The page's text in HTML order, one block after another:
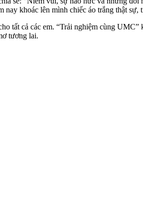
nay khoác lên mình chiếc áo trắng thật
tất cả các em. “Trải nghiệm cùng
tương lai.